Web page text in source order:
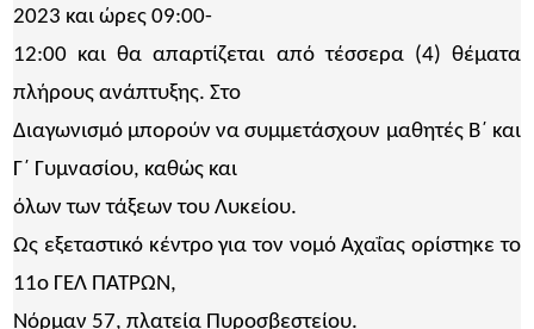
2023 και ώρες 09:00-
12:00 και θα απαρτίζεται από τέσσερα (4) θέματα
πλήρους ανάπτυξης. Στο
Διαγωνισμό μπορούν να συμμετάσχουν μαθητές Β΄ και
Γ΄ Γυμνασίου, καθώς και
όλων των τάξεων του Λυκείου.
Ως εξεταστικό κέντρο για τον νομό Αχαΐας ορίστηκε το
11ο ΓΕΛ ΠΑΤΡΩΝ,
Νόρμαν 57, πλατεία Πυροσβεστείου.